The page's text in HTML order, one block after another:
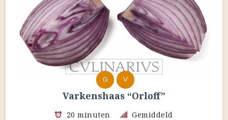
G V
Varkenshaas “Orloff”
20 minuten Gemiddeld